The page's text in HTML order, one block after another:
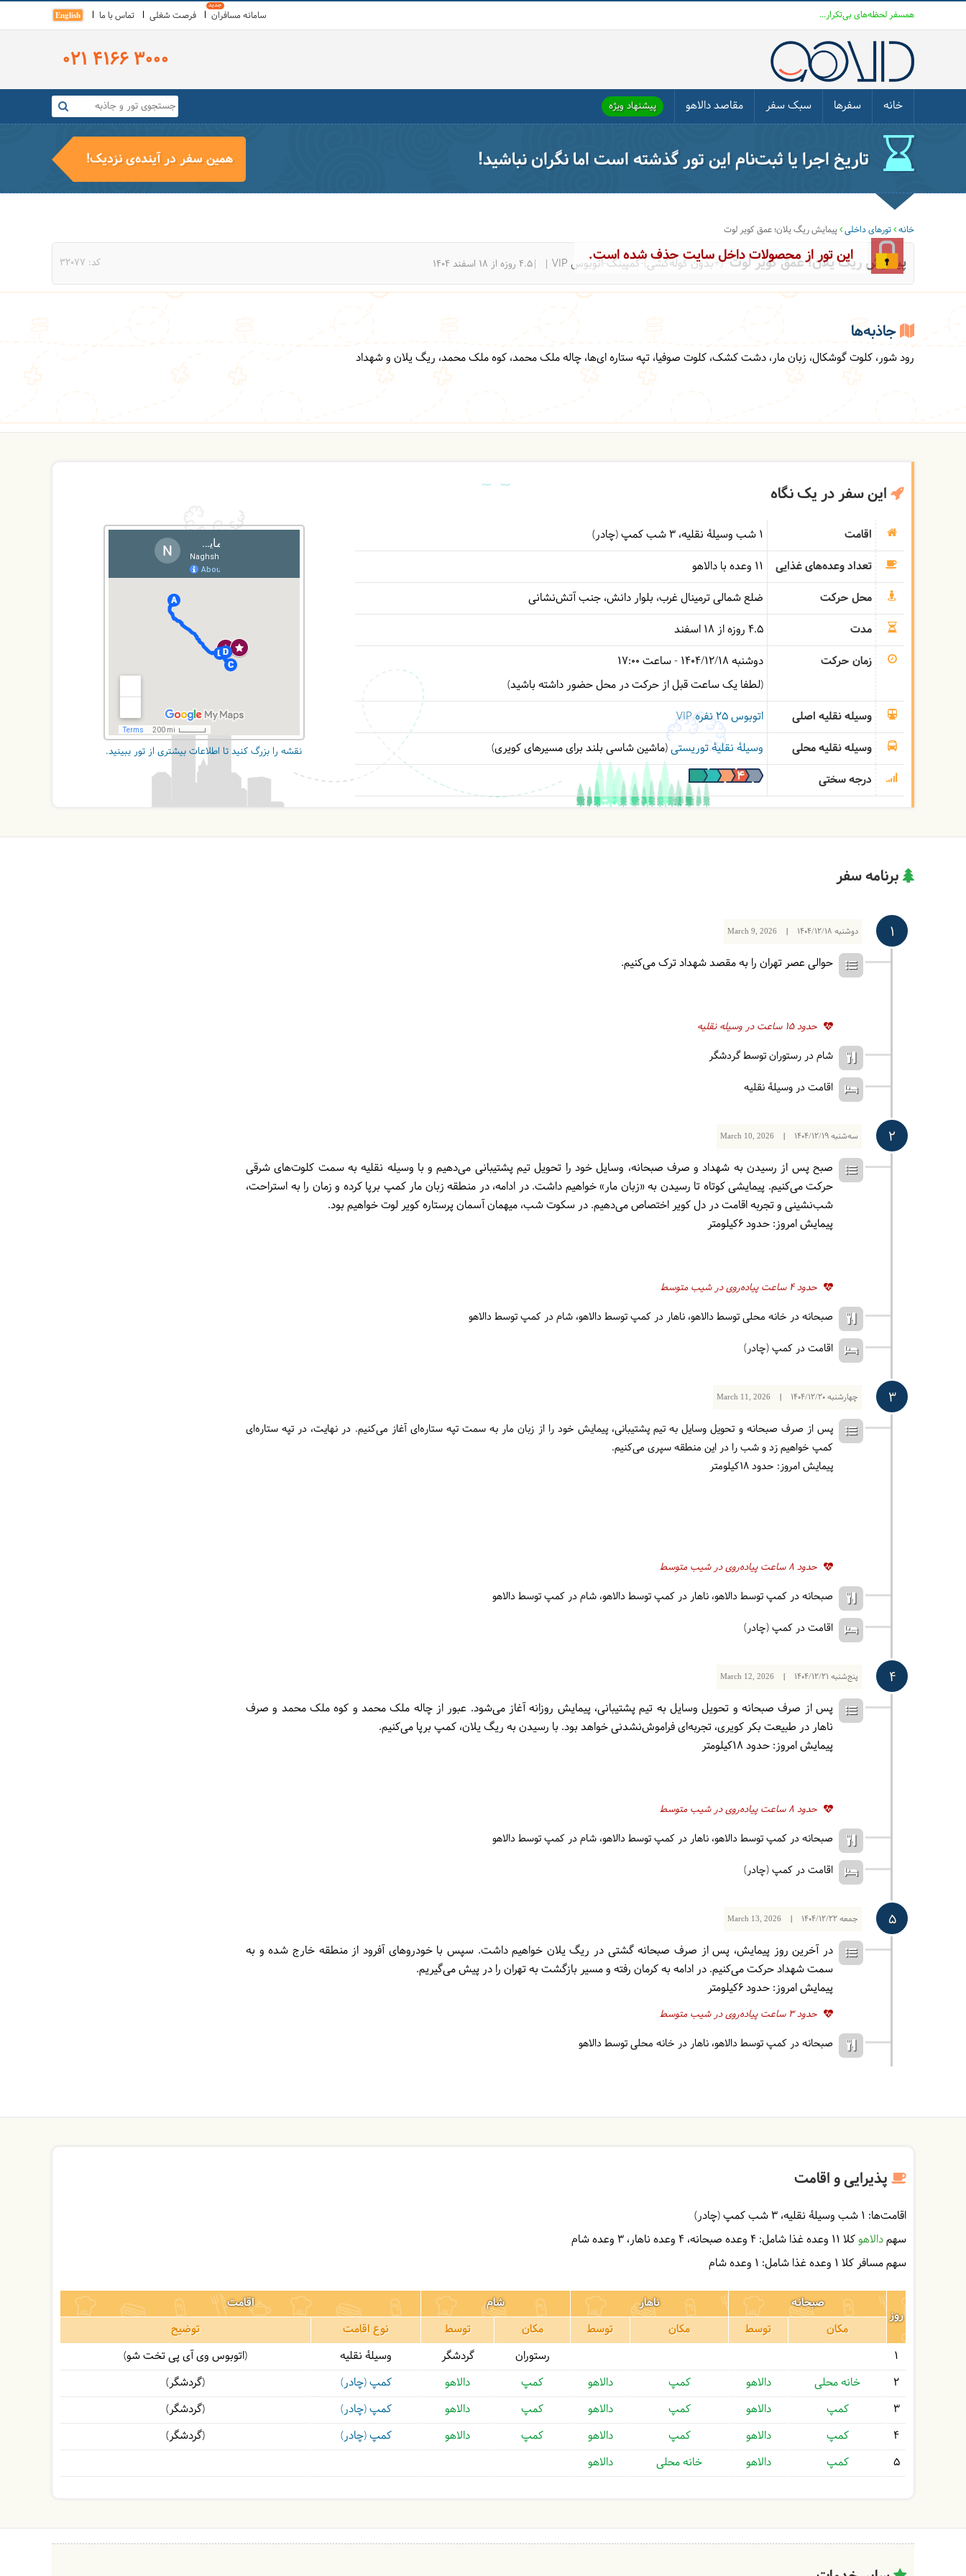
همسفر لحظه‌های بی‌تکرار... سامانه مسافران فرصت شغلی تماس با ما English
021 4166 3000
خانه سفرها سبک سفر مقاصد دالاهو پیشنهاد ویژه
تاریخ اجرا یا ثبت‌نام این تور گذشته است اما نگران نباشید! همین سفر در آینده‌ی نزدیک!
خانه تورهای داخلی پیمایش ریگ یلان؛ عمق کویر لوت
پیمایش ریگ یلان؛ عمق کویر لوت (+بدون کوله‌کشی)-کمپینگ-اتوبوس VIP |4.5 روزه از 18 اسفند 1404 کد: 32077 این تور از محصولات داخل سایت حذف شده است.
جاذبه‌ها
رود شور، کلوت گوشکال، زبان مار، دشت کشک، کلوت صوفیا، تپه ستاره ای‌ها، چاله ملک محمد، کوه ملک محمد، ریگ یلان و شهداد
این سفر در یک نگاه
اقامت 1 شب وسیلۀ نقلیه
3 شب کمپ (چادر)
تعداد وعده‌های غذایی
11 وعده با دالاهو
محل حرکت
ضلع شمالی ترمینال غرب، بلوار دانش، جنب آتش‌نشانی
مدت
4.5 روزه از 18 اسفند
زمان حرکت
دوشنبه 1404/12/18 - ساعت 17:00
(لطفا یک ساعت قبل از حرکت در محل حضور داشته باشید)
وسیله نقلیه اصلی
اتوبوس ۲۵ نفره VIP
وسیله نقلیه محلی
وسیلۀ نقلیۀ توریستی(ماشین شاسی بلند برای مسیرهای کویری)
درجه سختی
نقشه را بزرگ کنید تا اطلاعات بیشتری از تور ببینید.
برنامه سفر
1 دوشنبه March 9, 2026 | 1404/12/18
حوالی عصر تهران را به مقصد شهداد ترک می‌کنیم.
حدود 15 ساعت در وسیله نقلیه
شام در رستوران توسط گردشگر
اقامت در وسیلۀ نقلیه
2 سه‌شنبه March 10, 2026 | 1404/12/19
صبح پس از رسیدن به شهداد و صرف صبحانه، وسایل خود را تحویل تیم پشتیبانی می‌دهیم و با وسیله نقلیه به سمت کلوت‌های شرقی
حرکت می‌کنیم. پیمایشی کوتاه تا رسیدن به «زبان مار» خواهیم داشت. در ادامه، در منطقه زبان مار کمپ برپا کرده و زمان را به استراحت،
شب‌نشینی و تجربه اقامت در دل کویر اختصاص می‌دهیم. در سکوت شب، میهمان آسمان پرستاره کویر لوت خواهیم بود.
پیمایش امروز: حدود 6کیلومتر
حدود 4 ساعت پیاده‌روی در شیب متوسط
صبحانه در خانه محلی توسط دالاهو ناهار در کمپ توسط دالاهو شام در کمپ توسط دالاهو
اقامت در کمپ (چادر)
3 چهارشنبه March 11, 2026 | 1404/12/20
پس از صرف صبحانه و تحویل وسایل به تیم پشتیبانی، پیمایش خود را از زبان مار به سمت تپه ستاره‌ای آغاز می‌کنیم. در نهایت، در تپه ستاره‌ای
کمپ خواهیم زد و شب را در این منطقه سپری می‌کنیم.
پیمایش امروز: حدود 18کیلومتر
حدود 8 ساعت پیاده‌روی در شیب متوسط
صبحانه در کمپ توسط دالاهو ناهار در کمپ توسط دالاهو شام در کمپ توسط دالاهو
اقامت در کمپ (چادر)
4 پنج‌شنبه March 12, 2026 | 1404/12/21
پس از صرف صبحانه و تحویل وسایل به تیم پشتیبانی، پیمایش روزانه آغاز می‌شود. عبور از چاله ملک محمد و کوه ملک محمد و صرف
ناهار در طبیعت بکر کویری، تجربه‌ای فراموش‌نشدنی خواهد بود. با رسیدن به ریگ یلان، کمپ برپا می‌کنیم.
پیمایش امروز: حدود 18کیلومتر
حدود 8 ساعت پیاده‌روی در شیب متوسط
صبحانه در کمپ توسط دالاهو ناهار در کمپ توسط دالاهو شام در کمپ توسط دالاهو
اقامت در کمپ (چادر)
5 جمعه March 13, 2026 | 1404/12/22
در آخرین روز پیمایش، پس از صرف صبحانه گشتی در ریگ یلان خواهیم داشت. سپس با خودروهای آفرود از منطقه خارج شده و به
سمت شهداد حرکت می‌کنیم. در ادامه به کرمان رفته و مسیر بازگشت به تهران را در پیش می‌گیریم.
پیمایش امروز: حدود 6کیلومتر
حدود 3 ساعت پیاده‌روی در شیب متوسط
صبحانه در کمپ توسط دالاهو ناهار در خانه محلی توسط دالاهو
پذیرایی و اقامت
اقامت‌ها: 1 شب وسیلۀ نقلیه
3 شب کمپ (چادر)
سهمدالاهوکلا 11 وعده غذا شامل: 4 وعده صبحانه 4 وعده ناهار
3 وعده شام
سهم مسافر کلا 1 وعده غذا شامل:
1 وعده شام
روز
صبحانه ناهار شام
اقامت
مکان
توسط مکان توسط مکان توسط نوع اقامت
توضیح
1
رستوران گردشگر وسیلۀ نقلیه
(اتوبوس وی آی پی تخت شو)
2
خانه محلی دالاهو کمپ دالاهو کمپ دالاهو کمپ (چادر)
(گردشگر)
3
کمپ دالاهو کمپ دالاهو کمپ دالاهو کمپ (چادر)
(گردشگر)
4
کمپ دالاهو کمپ دالاهو کمپ دالاهو کمپ (چادر)
(گردشگر)
5
کمپ دالاهو خانه محلی دالاهو